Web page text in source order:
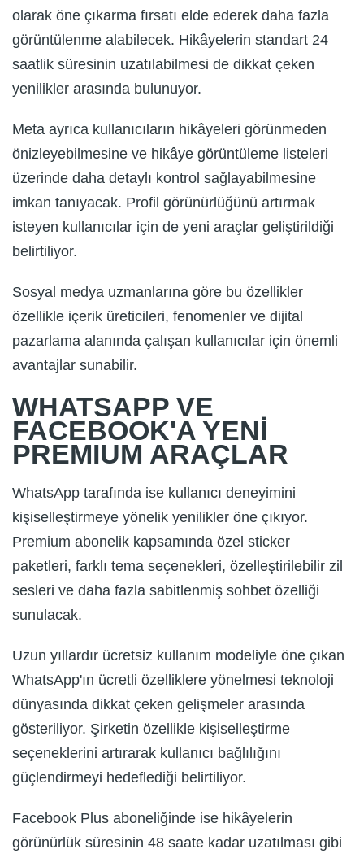
olarak öne çıkarma fırsatı elde ederek daha fazla
görüntülenme alabilecek. Hikâyelerin standart 24
saatlik süresinin uzatılabilmesi de dikkat çeken
yenilikler arasında bulunuyor.
Meta ayrıca kullanıcıların hikâyeleri görünmeden
önizleyebilmesine ve hikâye görüntüleme listeleri
üzerinde daha detaylı kontrol sağlayabilmesine
imkan tanıyacak. Profil görünürlüğünü artırmak
isteyen kullanıcılar için de yeni araçlar geliştirildiği
belirtiliyor.
Sosyal medya uzmanlarına göre bu özellikler
özellikle içerik üreticileri, fenomenler ve dijital
pazarlama alanında çalışan kullanıcılar için önemli
avantajlar sunabilir.
WHATSAPP VE
FACEBOOK'A YENİ
PREMIUM ARAÇLAR
WhatsApp tarafında ise kullanıcı deneyimini
kişiselleştirmeye yönelik yenilikler öne çıkıyor.
Premium abonelik kapsamında özel sticker
paketleri, farklı tema seçenekleri, özelleştirilebilir zil
sesleri ve daha fazla sabitlenmiş sohbet özelliği
sunulacak.
Uzun yıllardır ücretsiz kullanım modeliyle öne çıkan
WhatsApp'ın ücretli özelliklere yönelmesi teknoloji
dünyasında dikkat çeken gelişmeler arasında
gösteriliyor. Şirketin özellikle kişiselleştirme
seçeneklerini artırarak kullanıcı bağlılığını
güçlendirmeyi hedeflediği belirtiliyor.
Facebook Plus aboneliğinde ise hikâyelerin
görünürlük süresinin 48 saate kadar uzatılması gibi